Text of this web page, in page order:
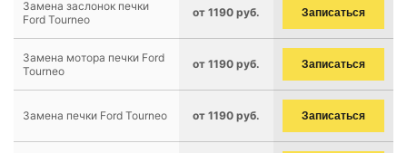
Замена заслонок печки
Ford Tourneo
от 1190 руб. Записаться
Замена мотора печки Ford
Tourneo
от 1190 руб. Записаться
Замена печки Ford Tourneo от 1190 руб. Записаться